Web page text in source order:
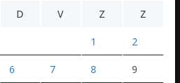
D V Z Z
1 2
6 7 8 9